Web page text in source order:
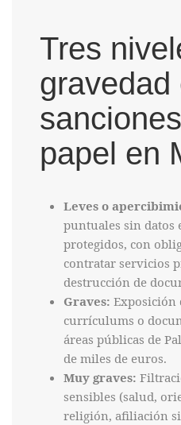
Tres
gravedad
papel en
Leves o
puntuales sin datos
protegidos, con
contratar servicios
destrucción de
Graves: Exposición
currículums o
áreas públicas de
de miles de euros.
Muy graves:
sensibles (salud,
religión, afiliación